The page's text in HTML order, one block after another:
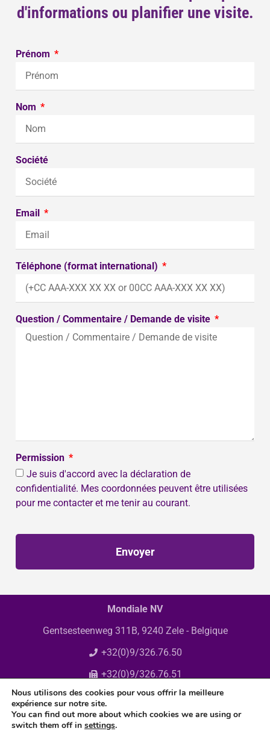
d'informations ou planifier une visite.
Prénom
Nom
Société
Email
Téléphone (format international)
Question / Commentaire / Demande de visite
Permission
Je suis d'accord avec la déclaration de
confidentialité. Mes coordonnées peuvent être utilisées
pour me contacter et me tenir au courant.
Envoyer
Mondiale NV
Gentsesteenweg 311B, 9240 Zele - Belgique
+32(0)9/326.76.50
+32(0)9/326.76.51
info@mondiale.be
Nous utilisons des cookies pour vous offrir la meilleure
expérience sur notre site.
You can find out more about which cookies we are using or
switch them off in settings.